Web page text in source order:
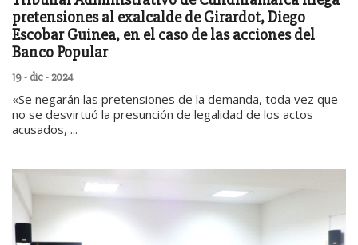
pretensiones al exalcalde de Girardot, Diego
Escobar Guinea, en el caso de las acciones del
Banco Popular
19 - dic - 2024
«Se negarán las pretensiones de la demanda, toda vez que
no se desvirtuó la presunción de legalidad de los actos
acusados, ...